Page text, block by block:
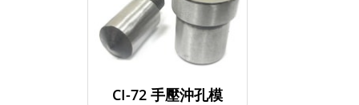
CI-72 手壓沖孔模